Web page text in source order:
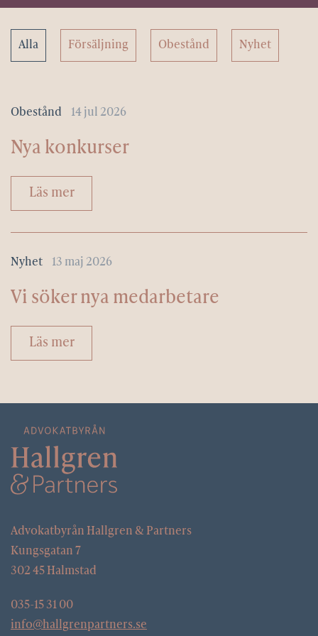
Alla Försäljning Obestånd Nyhet
Obestånd 14 jul 2026
Nya konkurser
Läs mer
Nyhet 13 maj 2026
Vi söker nya medarbetare
Läs mer
Advokatbyrån Hallgren & Partners
Kungsgatan 7
302 45 Halmstad
035-15 31 00
info@hallgrenpartners.se